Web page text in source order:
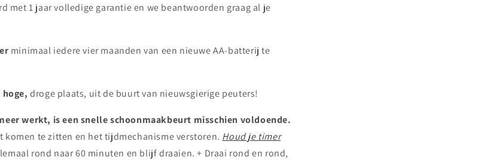
met 1 jaar volledige garantie en we beantwoorden graag al je
minimaal iedere vier maanden van een nieuwe AA-batterij te
hoge, droge plaats, uit de buurt van nieuwsgierige peuters!
werkt, is een snelle schoonmaakbeurt misschien voldoende.
komen te zitten en het tijdmechanisme verstoren. Houd je timer
rond naar 60 minuten en blijf draaien. + Draai rond en rond,